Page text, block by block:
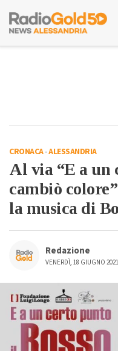
CRONACA-ALESSANDRIA
Al via “E a un
cambiò
la musica di
Redazione
VENERDÌ, 18 GIUGNO